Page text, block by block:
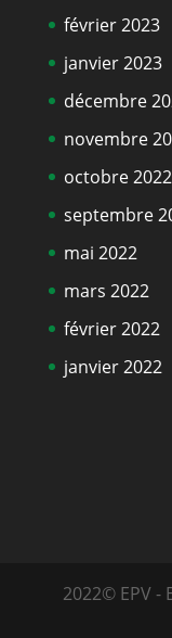
février 2023
janvier 2023
décembre
novembre
octobre 2022
septembre
mai 2022
mars 2022
février 2022
janvier 2022
2022© EPV -